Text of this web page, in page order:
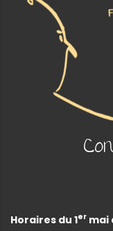
Horaires du 1er mai